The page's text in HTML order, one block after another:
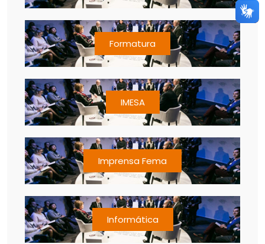
Formatura
IMESA
Imprensa Fema
Informática